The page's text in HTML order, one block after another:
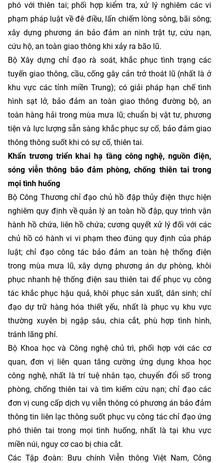
phó với thiên tai; phối hợp kiểm tra, xử lý nghiêm các vi
phạm pháp luật về đê điều, lấn chiếm lòng sông, bãi sông;
xây dựng phương án bảo đảm an ninh trật tự, cứu nạn,
cứu hộ, an toàn giao thông khi xảy ra bão lũ.
Bộ Xây dựng chỉ đạo rà soát, khắc phục tình trạng các
tuyến giao thông, cầu, cống gây cản trở thoát lũ (nhất là ở
khu vực các tỉnh miền Trung); có giải pháp hạn chế tình
hình sạt lở, bảo đảm an toàn giao thông đường bộ, an
toàn hàng hải trong mùa mưa lũ; chuẩn bị vật tư, phương
tiện và lực lượng sẵn sàng khắc phục sự cố, bảo đảm giao
thông thông suốt khi có sự cố, thiên tai.
Khẩn trương triển khai hạ tầng công nghệ, nguồn điện,
sóng viễn thông bảo đảm phòng, chống thiên tai trong
mọi tình huống
Bộ Công Thương chỉ đạo chủ hồ đập thủy điện thực hiện
nghiêm quy định về quản lý an toàn hồ đập, quy trình vận
hành hồ chứa, liên hồ chứa; cương quyết xử lý đối với các
chủ hồ có hành vi vi phạm theo đúng quy định của pháp
luật; chỉ đạo công tác bảo đảm an toàn hệ thống điện
trong mùa mưa lũ, xây dựng phương án dự phòng, khôi
phục nhanh hệ thống điện sau thiên tai để phục vụ công
tác khắc phục hậu quả, khôi phục sản xuất, dân sinh; chỉ
đạo dự trữ hàng hóa thiết yếu, nhất là phục vụ khu vực
thường xuyên bị ngập sâu, chia cắt, phù hợp tình hình,
tránh lãng phí.
Bộ Khoa học và Công nghệ chủ trì, phối hợp với các cơ
quan, đơn vị liên quan tăng cường ứng dụng khoa học
công nghệ, nhất là trí tuệ nhân tạo, chuyển đổi số trong
phòng, chống thiên tai và tìm kiếm cứu nạn; chỉ đạo các
đơn vị cung cấp dịch vụ viễn thông có phương án bảo đảm
thông tin liên lạc thông suốt phục vụ công tác chỉ đạo ứng
phó thiên tai trong mọi tình huống, nhất là tại khu vực
miền núi, nguy cơ cao bị chia cắt.
Các Tập đoàn: Bưu chính Viễn thông Việt Nam, Công